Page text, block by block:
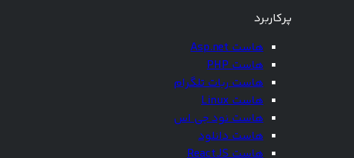
پرکاربرد
هاست Asp.net
هاست PHP
هاست ربات تلگرام
هاست Linux
هاست نود جی اس
هاست دانلود
هاست ReactJS